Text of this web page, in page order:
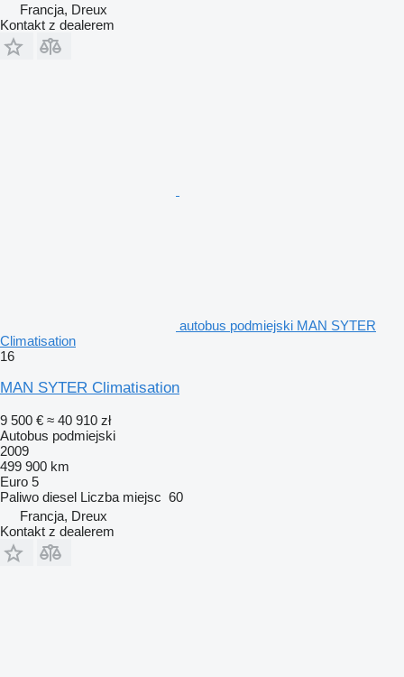
Francja, Dreux
Kontakt z dealerem
autobus podmiejski MAN SYTER
Climatisation
16
MAN SYTER Climatisation
9 500 € ≈ 40 910 zł
Autobus podmiejski
2009
499 900 km
Euro 5
Paliwo diesel Liczba miejsc 60
Francja, Dreux
Kontakt z dealerem